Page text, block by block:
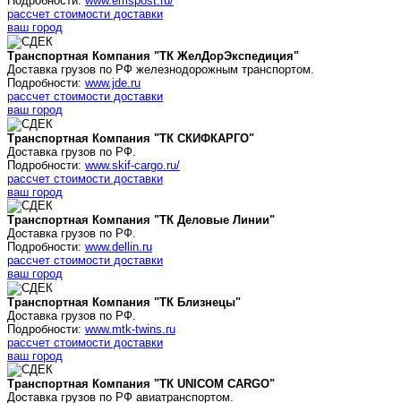
рассчет стоимости доставки
ваш город
Транспортная Компания "ТК ЖелДорЭкспедиция"
Доставка грузов по РФ железнодорожным транспортом.
Подробности: www.jde.ru
рассчет стоимости доставки
ваш город
Транспортная Компания "ТК СКИФКАРГО"
Доставка грузов по РФ.
Подробности: www.skif-cargo.ru/
рассчет стоимости доставки
ваш город
Транспортная Компания "ТК Деловые Линии"
Доставка грузов по РФ.
Подробности: www.dellin.ru
рассчет стоимости доставки
ваш город
Транспортная Компания "ТК Близнецы"
Доставка грузов по РФ.
Подробности: www.mtk-twins.ru
рассчет стоимости доставки
ваш город
Транспортная Компания "ТК UNICOM CARGO"
Доставка грузов по РФ авиатранспортом.